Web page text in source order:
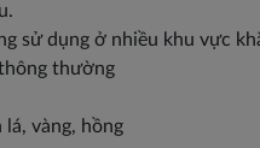
sử dụng ở nhiều khu vực
thường
vàng, hồng